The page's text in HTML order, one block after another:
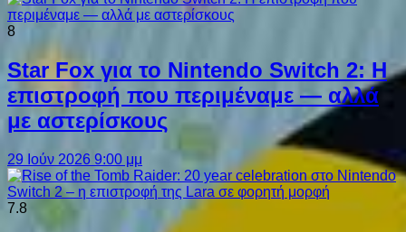
8
Star Fox για το Nintendo Switch 2: Η
επιστροφή που περιμέναμε — αλλά
με αστερίσκους
29 Ιούν 2026 9:00 μμ
7.8